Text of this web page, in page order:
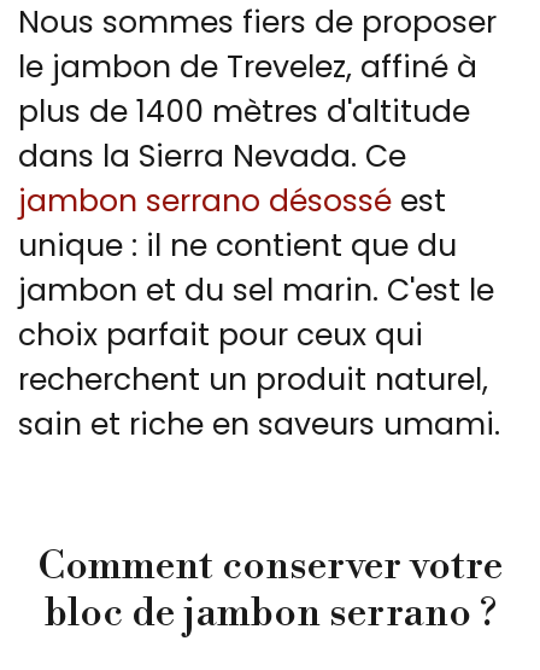
Nous sommes fiers de proposer
le jambon de Trevelez, affiné à
plus de 1400 mètres d'altitude
dans la Sierra Nevada. Ce
jambon serrano désossé est
unique : il ne contient que du
jambon et du sel marin. C'est le
choix parfait pour ceux qui
recherchent un produit naturel,
sain et riche en saveurs umami.
Comment conserver votre
bloc de jambon serrano ?